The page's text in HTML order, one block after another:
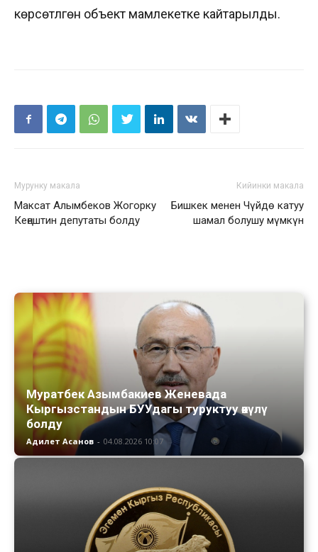
көрсөтүлгөн объект мамлекетке кайтарылды.
Мурунку макала
Максат Алымбеков Жогорку
Кеңештин депутаты болду
Кийинки макала
Бишкек менен Чүйдө катуу
шамал болушу мүмкүн
Муратбек Азымбакиев Женевада
Кыргызстандын БУУдагы туруктуу өкүлү
болду
Адилет Асанов - 04.08.2026 10:07